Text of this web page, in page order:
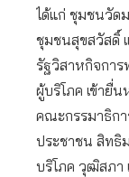
ได้แก่ ชุมชนวัด
ชุมชนสุขสวัสดิ์
รัฐวิสาหกิจการ
ผู้บริโภค เข้ายื่
คณะกรรมาธิก
ประชาชน สิทธิ
บริโภค วุฒิสภา